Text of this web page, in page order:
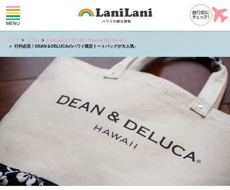
トップ コラム
LaniLaniユーザー発！Sharing My Hawaii♡
行列必至！DEAN＆DELUCAのハワイ限定トートバッグが大人気♪